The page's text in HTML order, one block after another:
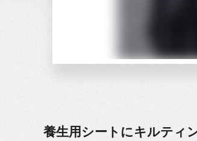
養生用シートにキルティ